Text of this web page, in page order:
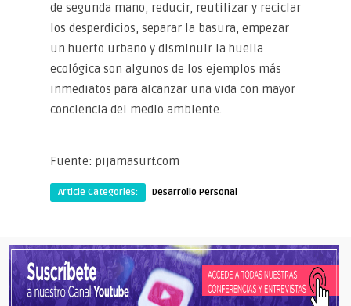
de segunda mano, reducir, reutilizar y reciclar
los desperdicios, separar la basura, empezar
un huerto urbano y disminuir la huella
ecológica son algunos de los ejemplos más
inmediatos para alcanzar una vida con mayor
conciencia del medio ambiente.
Fuente: pijamasurf.com
Article Categories: Desarrollo Personal